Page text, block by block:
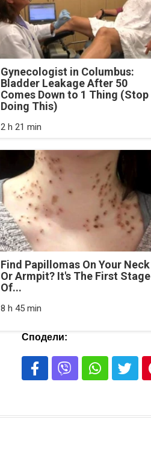
Gynecologist in Columbus:
Bladder Leakage After 50
Comes Down to 1 Thing (Stop
Doing This)
2 h 21 min
Find Papillomas On Your Neck
Or Armpit? It's The First Stage
Of...
8 h 45 min
Сподели: